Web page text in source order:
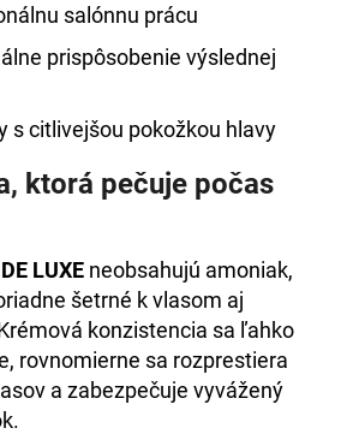
salónnu prácu
prispôsobenie výslednej
s citlivejšou pokožkou hlavy
ktorá pečuje počas
LUXE neobsahujú amoniak,
šetrné k vlasom aj
konzistencia sa ľahko
rovnomierne sa rozprestiera
a zabezpečuje vyvážený